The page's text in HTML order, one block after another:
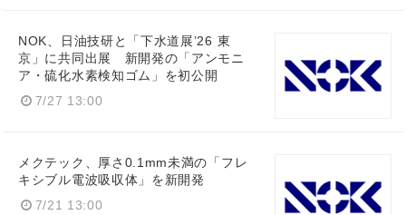
NOK、日油技研と「下水道展’26 東
京」に共同出展 新開発の「アンモニ
ア・硫化水素検知ゴム」を初公開
7/27 13:00
メクテック、厚さ0.1mm未満の「フレ
キシブル電波吸収体」を新開発
7/21 13:00